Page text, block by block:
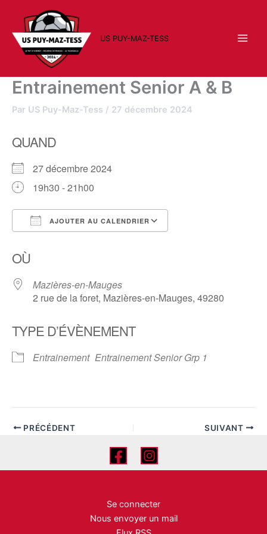
contenu
US PUY-MAZ-TESS
Entrainement Senior A & B
Par US Puy-Maz-Tess / 27 décembre 2024
QUAND
27 décembre 2024
19h30 - 21h00
AJOUTER AU CALENDRIER
OÙ
Mazières-en-Mauges
2 rue de la foret, Mazières-en-Mauges, 49280
TYPE D’ÉVÈNEMENT
Entrainement Entrainement Senior Grp 1
PRÉCÉDENT SUIVANT
Se connecter
Nous envoyer un mail